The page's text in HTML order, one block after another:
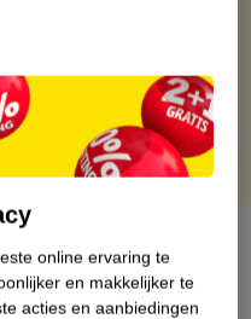
online ervaring te
en makkelijker te
acties en aanbiedingen